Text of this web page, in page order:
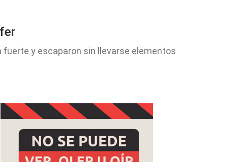
fuerte y escaparon sin llevarse elementos